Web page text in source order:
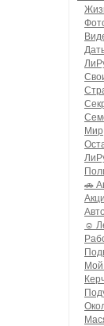
🚗
☺
Мой